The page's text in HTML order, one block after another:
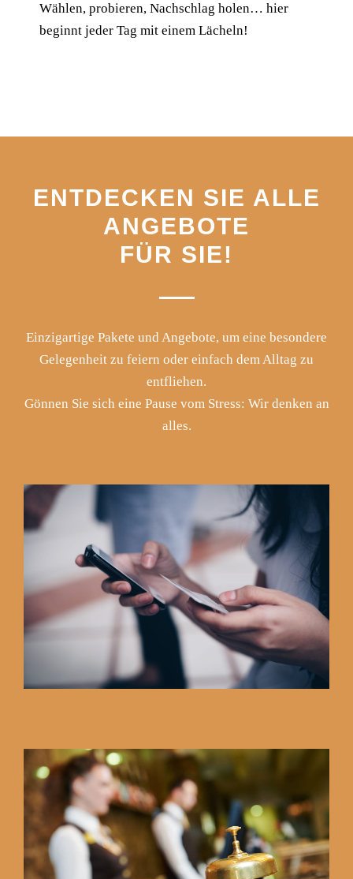
Wählen, probieren, Nachschlag holen… hier
beginnt jeder Tag mit einem Lächeln!
ENTDECKEN SIE ALLE
ANGEBOTE
FÜR SIE!
Einzigartige Pakete und Angebote, um eine besondere
Gelegenheit zu feiern oder einfach dem Alltag zu
entfliehen.
Gönnen Sie sich eine Pause vom Stress: Wir denken an
alles.